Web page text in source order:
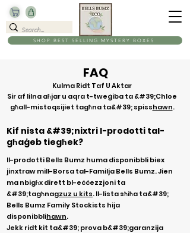
SHOP BEST SELLING MYSTERY BOXES
FAQ
Kulma Ridt Taf U Aktar
Sir af lilna aħjar u aqra t-tweġiba ta &#39;Chloe
għall-mistoqsijiet tagħna ta&#39; spisshawn.
Kif nista &#39;nixtri l-prodotti tal-
għaġeb tiegħek?
Il-prodotti Bells Bumz huma disponibbli biex
jinxtraw mill-Borsa tal-Familja Bells Bumz. Jien
ma nbigħx dirett bl-eċċezzjoni ta
&#39;tagħnagzuz u kits. Il-lista sħiħa ta&#39;
Bells Bumz Family Stockists hija
disponibblihawn.
Jekk ridt kit ta&#39; prova b&#39;garanzija